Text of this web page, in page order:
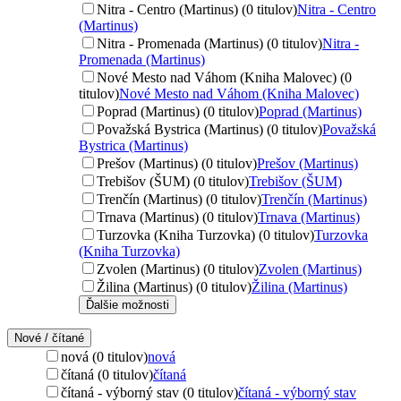
Nitra - Centro (Martinus) (0 titulov)Nitra - Centro
(Martinus)
Nitra - Promenada (Martinus) (0 titulov)Nitra -
Promenada (Martinus)
Nové Mesto nad Váhom (Kniha Malovec) (0
titulov)Nové Mesto nad Váhom (Kniha Malovec)
Poprad (Martinus) (0 titulov)Poprad (Martinus)
Považská Bystrica (Martinus) (0 titulov)Považská
Bystrica (Martinus)
Prešov (Martinus) (0 titulov)Prešov (Martinus)
Trebišov (ŠUM) (0 titulov)Trebišov (ŠUM)
Trenčín (Martinus) (0 titulov)Trenčín (Martinus)
Trnava (Martinus) (0 titulov)Trnava (Martinus)
Turzovka (Kniha Turzovka) (0 titulov)Turzovka
(Kniha Turzovka)
Zvolen (Martinus) (0 titulov)Zvolen (Martinus)
Žilina (Martinus) (0 titulov)Žilina (Martinus)
Ďalšie možnosti
Nové / čítané
nová (0 titulov)nová
čítaná (0 titulov)čítaná
čítaná - výborný stav (0 titulov)čítaná - výborný stav